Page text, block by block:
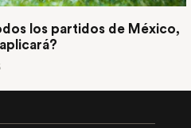
los partidos de México,